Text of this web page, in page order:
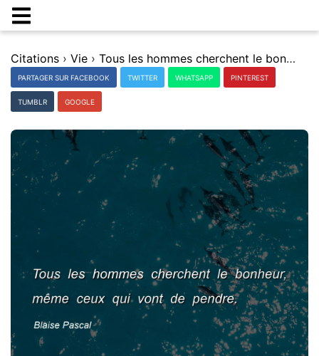
Citations › Vie › Tous les hommes cherchent le bonheur, mÃªme ceux qui vont de pendre.
PARTAGER SUR FACEBOOK TWITTER WHATSAPP PINTEREST
TUMBLR GOOGLE